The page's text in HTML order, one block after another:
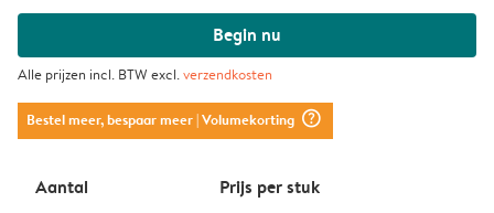
Begin nu
Alle prijzen incl. BTW excl.verzendkosten
Bestel meer, bespaar meer| Volumekorting question_mark_circle
Aantal Prijs per stuk